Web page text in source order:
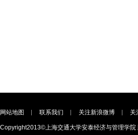
网站地图 联系我们 关注新浪微博 关
Copyright2013©上海交通大学安泰经济与管理学院